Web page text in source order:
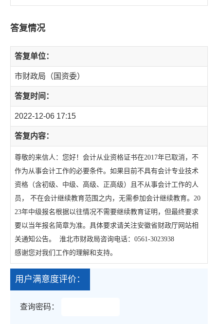
答复情况
答复单位：
市财政局（国资委）
答复时间：
2022-12-06 17:15
答复内容：
尊敬的来信人：您好！会计从业资格证书在2017年已取消，不
作为从事会计工作的必要条件。如果目前不具有会计专业技术
资格（含初级、中级、高级、正高级）且不从事会计工作的人
员， 不在会计继续教育范围之内，无需参加会计继续教育。20
23年中级报名根据以往情况不需要继续教育证明，但最终要求
要以当年报名简章为准。具体要求请关注安徽省财政厅网站相
关通知公告。 淮北市财政局咨询电话：0561-3023938
感谢您对我们工作的理解和支持。
用户满意度评价：
查询密码：